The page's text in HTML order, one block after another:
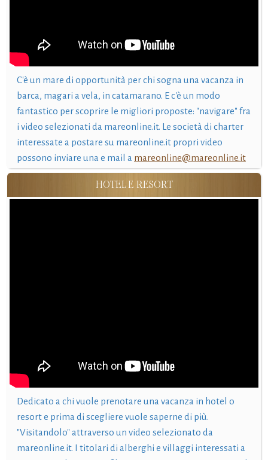
C'è un mare di opportunità per chi sogna una vacanza in
barca, magari a vela, in catamarano. E c'è un modo
fantastico per scoprire le migliori proposte: "navigare" fra
i video selezionati da mareonline.it. Le società di charter
interessate a postare su mareonline.it propri video
possono inviare una e mail a mareonline@mareonline.it
HOTEL E RESORT
Dedicato a chi vuole prenotare una vacanza in hotel o
resort e prima di scegliere vuole saperne di più.
"Visitandolo" attraverso un video selezionato da
mareonline.it. I titolari di alberghi e villaggi interessati a